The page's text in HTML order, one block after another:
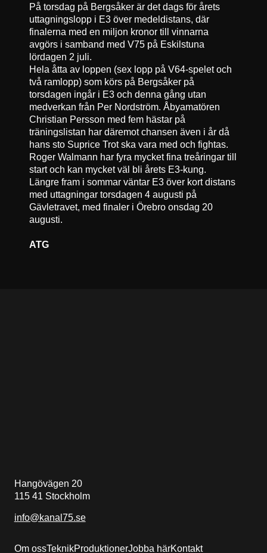
På torsdag på Bergsåker är det dags för årets
uttagningslopp i E3 över medeldistans, där
finalerna med en miljon kronor till vinnarna
avgörs i samband med V75 på Eskilstuna
lördagen 2 juli.
Hela åtta av loppen (sex lopp på V64-spelet och
två ramlopp) som körs på Bergsåker på
torsdagen ingår i E3 och denna gång utan
medverkan från Per Nordström. Åbyamatören
Christian Persson med fem hästar på
träningslistan har däremot chansen även i år då
hans sto Suprice Trot ska vara med och fightas.
Roger Walmann har fyra mycket fina treåringar till
start och kan mycket väl bli årets E3-kung.
Längre fram i sommar väntar E3 över kort distans
med uttagningar torsdagen 4 augusti på
Gävletravet, med finaler i Örebro onsdag 20
augusti.
ATG
Hangövägen 20
115 41 Stockholm
info@kanal75.se
Om ossTeknikProduktionerJobba härKontakt